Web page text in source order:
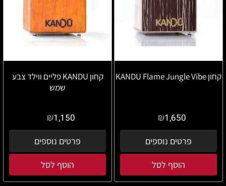
קחון KANDU Flame Jungle Vibe
₪1,650
פרטים נוספים
הוסף לסל
קחון KANDU פליים ווילד צבע
שמש
₪1,150
פרטים נוספים
הוסף לסל